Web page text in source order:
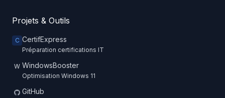
Projets & Outils
C CertifExpress
Préparation certifications IT
W WindowsBooster
Optimisation Windows 11
GitHub